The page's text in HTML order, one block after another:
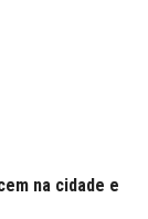
na cidade e